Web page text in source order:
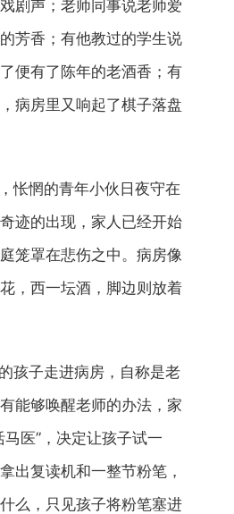
剧声；老师同事说老师爱
芳香；有他教过的学生说
便有了陈年的老酒香；有
病房里又响起了棋子落盘
怅惘的青年小伙日夜守在
迹的出现，家人已经开始
笼罩在悲伤之中。病房像
，西一坛酒，脚边则放着
孩子走进病房，自称是老
能够唤醒老师的办法，家
马医”，决定让孩子试一
出复读机和一整节粉笔，
么，只见孩子将粉笔塞进